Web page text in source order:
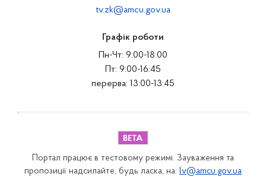
tv.zk@amcu.gov.ua
Графік роботи
Пн-Чт: 9:00-18:00
Пт: 9:00-16:45
перерва: 13:00-13:45
Портал працює в тестовому режимі. Зауваження та
пропозиції надсилайте, будь ласка, на: lv@amcu.gov.ua